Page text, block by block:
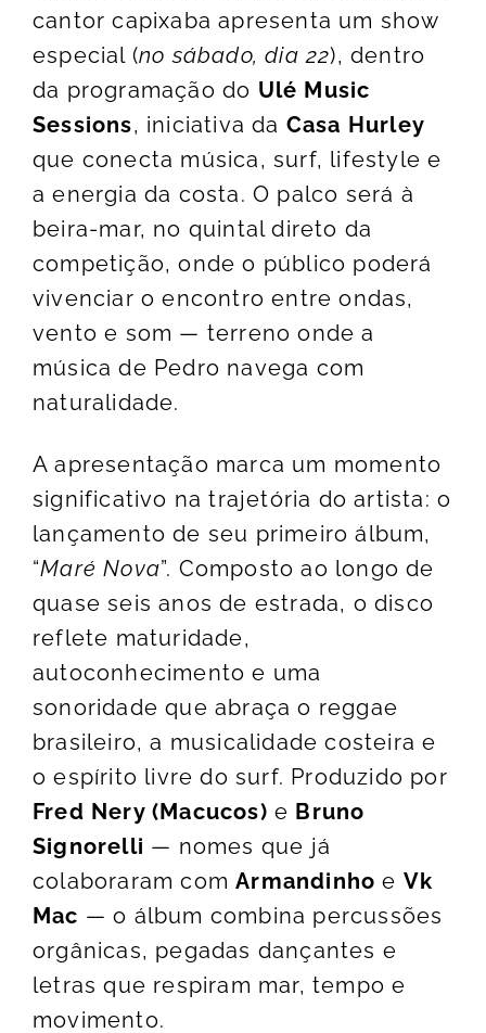
cantor capixaba apresenta um show
especial (no sábado, dia 22), dentro
da programação do Ulé Music
Sessions, iniciativa da Casa Hurley
que conecta música, surf, lifestyle e
a energia da costa. O palco será à
beira-mar, no quintal direto da
competição, onde o público poderá
vivenciar o encontro entre ondas,
vento e som — terreno onde a
música de Pedro navega com
naturalidade.
A apresentação marca um momento
significativo na trajetória do artista: o
lançamento de seu primeiro álbum,
“Maré Nova”. Composto ao longo de
quase seis anos de estrada, o disco
reflete maturidade,
autoconhecimento e uma
sonoridade que abraça o reggae
brasileiro, a musicalidade costeira e
o espírito livre do surf. Produzido por
Fred Nery (Macucos) e Bruno
Signorelli — nomes que já
colaboraram comArmandinhoe Vk
Mac — o álbum combina percussões
orgânicas, pegadas dançantes e
letras que respiram mar, tempo e
movimento.